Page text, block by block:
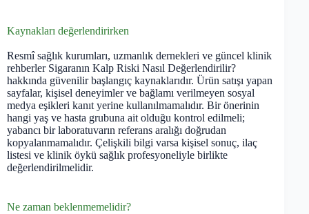
Kaynakları değerlendirirken
Resmî sağlık kurumları, uzmanlık dernekleri ve güncel klinik
rehberler Sigaranın Kalp Riski Nasıl Değerlendirilir?
hakkında güvenilir başlangıç kaynaklarıdır. Ürün satışı yapan
sayfalar, kişisel deneyimler ve bağlamı verilmeyen sosyal
medya eşikleri kanıt yerine kullanılmamalıdır. Bir önerinin
hangi yaş ve hasta grubuna ait olduğu kontrol edilmeli;
yabancı bir laboratuvarın referans aralığı doğrudan
kopyalanmamalıdır. Çelişkili bilgi varsa kişisel sonuç, ilaç
listesi ve klinik öykü sağlık profesyoneliyle birlikte
değerlendirilmelidir.
Ne zaman beklenmemelidir?